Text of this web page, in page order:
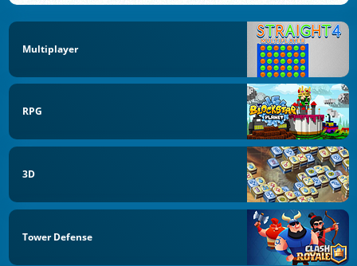
Multiplayer
RPG
3D
Tower Defense